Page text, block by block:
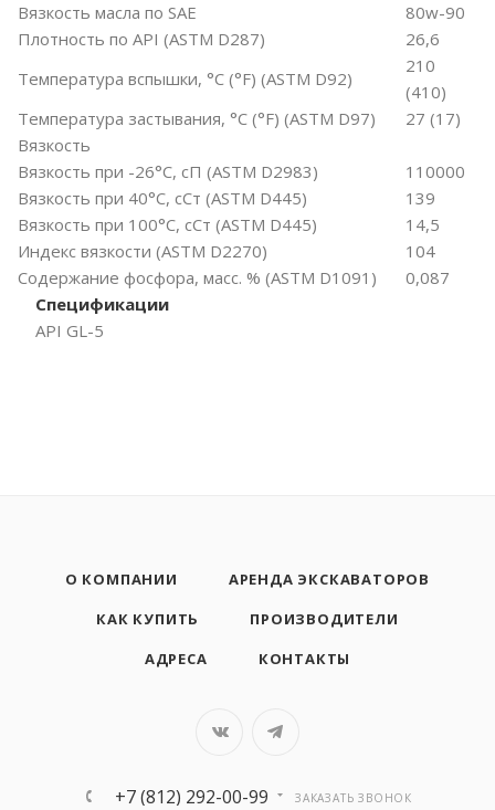
Вязкость масла по SAE
80w-90
Плотность по API (ASTM D287)
26,6
Температура вспышки, °C (°F) (ASTM D92)
210
(410)
Температура застывания, °C (°F) (ASTM D97)
27 (17)
Вязкость
Вязкость при -26°C, сП (ASTM D2983)
110000
Вязкость при 40°C, сСт (ASTM D445)
139
Вязкость при 100°C, сСт (ASTM D445)
14,5
Индекс вязкости (ASTM D2270)
104
Содержание фосфора, масс. % (ASTM D1091)
0,087
Спецификации
API GL-5
О КОМПАНИИ
АРЕНДА ЭКСКАВАТОРОВ
КАК КУПИТЬ
ПРОИЗВОДИТЕЛИ
АДРЕСА
КОНТАКТЫ
+7 (812) 292-00-99 ЗАКАЗАТЬ ЗВОНОК